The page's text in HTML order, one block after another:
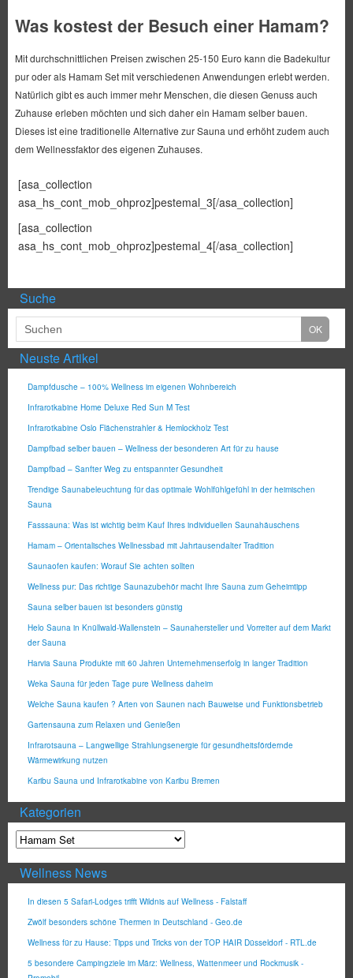
Was kostest der Besuch einer Hamam?
Mit durchschnittlichen Preisen zwischen 25-150 Euro kann die Badekultur
pur oder als Hamam Set mit verschiedenen Anwendungen erlebt werden.
Natürlich gibt es auch immer mehr Menschen, die diesen Genuss auch
Zuhause erleben möchten und sich daher ein Hamam selber bauen.
Dieses ist eine traditionelle Alternative zur Sauna und erhöht zudem auch
dem Wellnessfaktor des eigenen Zuhauses.
[asa_collection
asa_hs_cont_mob_ohproz]pestemal_3[/asa_collection]
[asa_collection
asa_hs_cont_mob_ohproz]pestemal_4[/asa_collection]
Suche
Neuste Artikel
Dampfdusche – 100% Wellness im eigenen Wohnbereich
Infrarotkabine Home Deluxe Red Sun M Test
Infrarotkabine Oslo Flächenstrahler & Hemlockholz Test
Dampfbad selber bauen – Wellness der besonderen Art für zu hause
Dampfbad – Sanfter Weg zu entspannter Gesundheit
Trendige Saunabeleuchtung für das optimale Wohlfühlgefühl in der heimischen
Sauna
Fasssauna: Was ist wichtig beim Kauf Ihres individuellen Saunahäuschens
Hamam – Orientalisches Wellnessbad mit Jahrtausendalter Tradition
Saunaofen kaufen: Worauf Sie achten sollten
Wellness pur: Das richtige Saunazubehör macht Ihre Sauna zum Geheimtipp
Sauna selber bauen ist besonders günstig
Helo Sauna in Knüllwald-Wallenstein – Saunahersteller und Vorreiter auf dem Markt
der Sauna
Harvia Sauna Produkte mit 60 Jahren Unternehmenserfolg in langer Tradition
Weka Sauna für jeden Tage pure Wellness daheim
Welche Sauna kaufen ? Arten von Saunen nach Bauweise und Funktionsbetrieb
Gartensauna zum Relaxen und Genießen
Infrarotsauna – Langwellige Strahlungsenergie für gesundheitsfördernde
Wärmewirkung nutzen
Karibu Sauna und Infrarotkabine von Karibu Bremen
Kategorien
Wellness News
In diesen 5 Safari-Lodges trifft Wildnis auf Wellness - Falstaff
Zwölf besonders schöne Thermen in Deutschland - Geo.de
Wellness für zu Hause: Tipps und Tricks von der TOP HAIR Düsseldorf - RTL.de
5 besondere Campingziele im März: Wellness, Wattenmeer und Rockmusik -